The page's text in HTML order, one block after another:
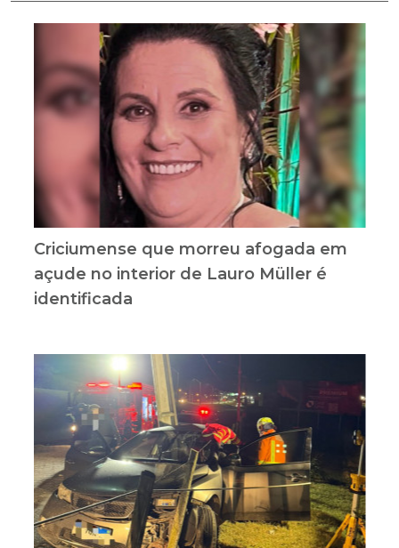
Criciumense que morreu afogada em
açude no interior de Lauro Müller é
identificada